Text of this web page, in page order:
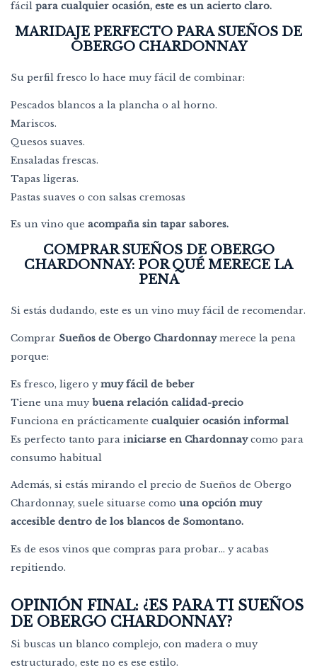
fácil para cualquier ocasión, este es un acierto claro.
MARIDAJE PERFECTO PARA SUEÑOS DE
OBERGO CHARDONNAY
Su perfil fresco lo hace muy fácil de combinar:
Pescados blancos a la plancha o al horno.
Mariscos.
Quesos suaves.
Ensaladas frescas.
Tapas ligeras.
Pastas suaves o con salsas cremosas
Es un vino que acompaña sin tapar sabores.
COMPRAR SUEÑOS DE OBERGO
CHARDONNAY: POR QUÉ MERECE LA
PENA
Si estás dudando, este es un vino muy fácil de recomendar.
Comprar Sueños de Obergo Chardonnaymerece la pena
porque:
Es fresco, ligero y muy fácil de beber
Tiene una muy buena relación calidad-precio
Funciona en prácticamente cualquier ocasión informal
Es perfecto tanto para iniciarse en Chardonnaycomo para
consumo habitual
Además, si estás mirando el precio de Sueños de Obergo
Chardonnay, suele situarse como una opción muy
accesible dentro de los blancos de Somontano.
Es de esos vinos que compras para probar… y acabas
repitiendo.
OPINIÓN FINAL: ¿ES PARA TI SUEÑOS
DE OBERGO CHARDONNAY?
Si buscas un blanco complejo, con madera o muy
estructurado, este no es ese estilo.